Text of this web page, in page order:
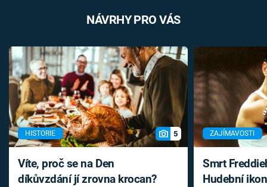
NÁVRHY PRO VÁS
HISTORIE 5
Víte, proč se na Den
díkůvzdání jí zrovna krocan?
ZAJÍMAVOSTI
Smrt
Hudební